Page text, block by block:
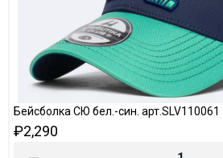
Бейсболка СЮ бел.-син. арт.SLV110061
₽2,290